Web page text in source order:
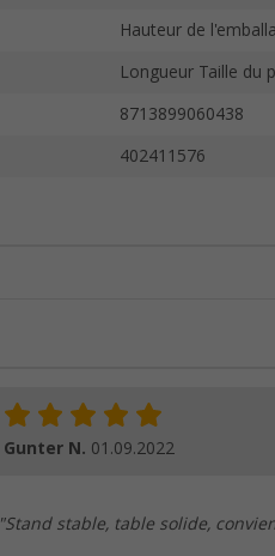
Hauteur de
Longueur Taille du
8713899060438
402411576
Gunter N. 01.09.2022
"Stand stable, table solide,